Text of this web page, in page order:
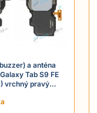
a anténa
Tab S9 FE
vrchný pravý